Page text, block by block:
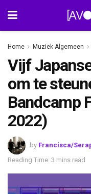
Home Muziek Algemeen
Vijf
om te
Bandcamp
2022)
by Francisca/
Reading Time: 3 mins read